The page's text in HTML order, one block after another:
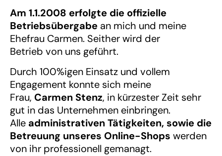
Am 1.1.2008 erfolgte die offizielle
Betriebsübergabe an mich und meine
Ehefrau Carmen. Seither wird der
Betrieb von uns geführt.
Durch 100%igen Einsatz und vollem
Engagement konnte sich meine
Frau, Carmen Stenz, in kürzester Zeit sehr
gut in das Unternehmen einbringen.
Alle administrativen Tätigkeiten, sowie die
Betreuung unseres Online-Shops werden
von ihr professionell gemanagt.